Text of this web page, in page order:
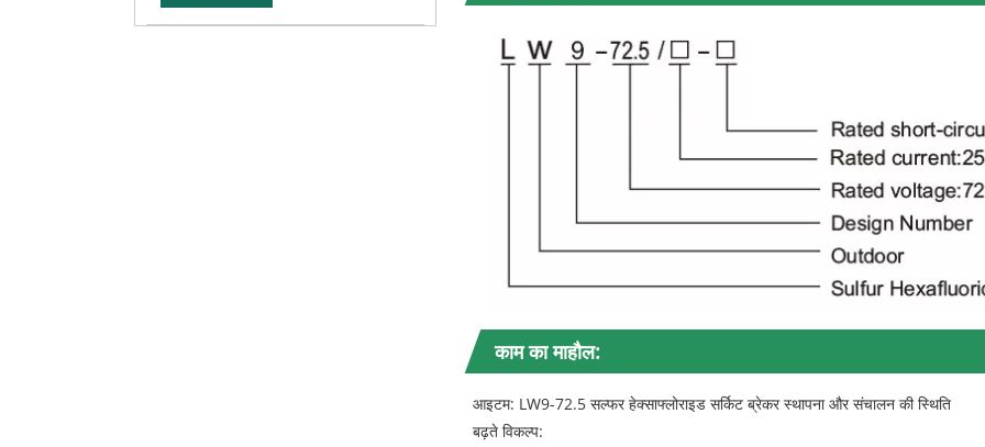
काम का माहौल:
आइटम: LW9-72.5 सल्फर हेक्साफ्लोराइड सर्किट ब्रेकर स्थापना और संचालन की स्थिति
बढ़ते विकल्प: